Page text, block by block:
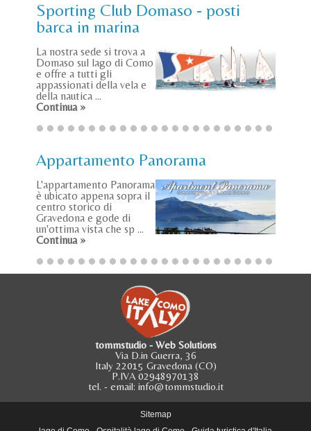
Sporting Club Domaso - posti
barca in marina
La nostra sede si trova a
Domaso sul lago di Como
e offre a tutti gli
appassionati della vela e
della nautica ...
Continua »
Appartamento Panorama
L'appartamento Panorama
è ubicato appena sopra il
centro storico di
Gravedona e gode di
un'ottima vista che sp ...
Continua »
tommstudio - Web Solutions
Via D.in Guerra, 36
Italy 22015 Gravedona (CO)
P.IVA 02948970138
tel. - email: info@tommstudio.it
Sitemap